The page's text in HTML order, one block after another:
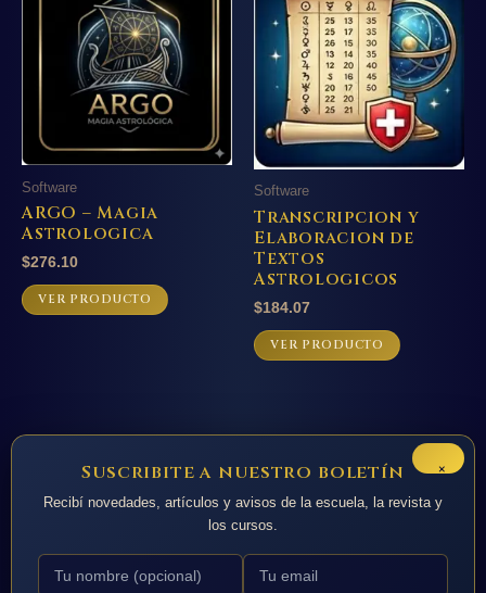
Software
ARGO – Magia
Astrologica
$276.10
VER PRODUCTO
Software
Transcripcion y
Elaboracion de
Textos
Astrologicos
$184.07
VER PRODUCTO
×
Suscribite a nuestro boletín
Recibí novedades, artículos y avisos de la escuela, la revista y
los cursos.